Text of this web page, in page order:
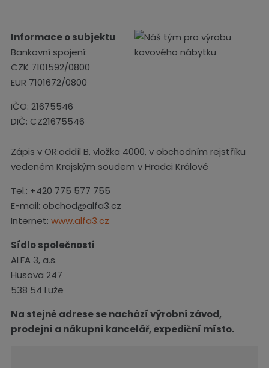
a
a
Informace o subjektu
Bankovní spojení:
CZK 7101592/0800
EUR 7101672/0800
IČO: 21675546
DIČ: CZ21675546
Zápis v OR:oddíl B, vložka 4000, v obchodním rejstříku
vedeném Krajským soudem v Hradci Králové
Tel.: +420 775 577 755
E-mail: obchod@alfa3.cz
Internet: www.alfa3.cz
Sídlo společnosti
ALFA 3, a.s.
Husova 247
538 54 Luže
Na stejné adrese se nachází výrobní závod,
prodejní a nákupní kancelář, expediční místo.